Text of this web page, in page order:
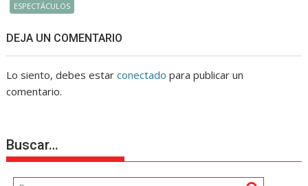
ESPECTÁCULOS
DEJA UN COMENTARIO
Lo siento, debes estarconectado para publicar un
comentario.
Buscar…